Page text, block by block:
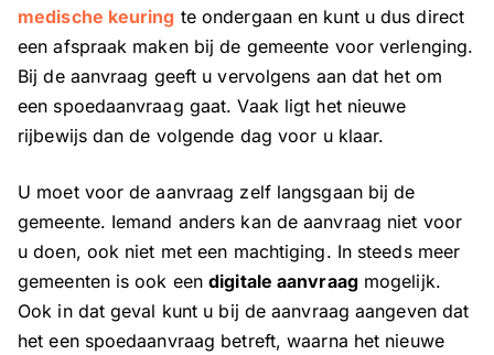
medische keuring te ondergaan en kunt u dus direct
een afspraak maken bij de gemeente voor verlenging.
Bij de aanvraag geeft u vervolgens aan dat het om
een spoedaanvraag gaat. Vaak ligt het nieuwe
rijbewijs dan de volgende dag voor u klaar.
U moet voor de aanvraag zelf langsgaan bij de
gemeente. Iemand anders kan de aanvraag niet voor
u doen, ook niet met een machtiging. In steeds meer
gemeenten is ook eendigitale aanvraagmogelijk.
Ook in dat geval kunt u bij de aanvraag aangeven dat
het een spoedaanvraag betreft, waarna het nieuwe